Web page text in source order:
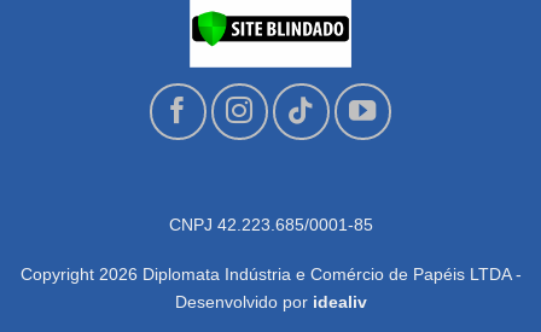
CNPJ 42.223.685/0001-85
Copyright 2026 Diplomata Indústria e Comércio de Papéis LTDA -
Desenvolvido por idealiv